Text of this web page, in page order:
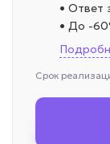
• Ответ
• До -
Срок